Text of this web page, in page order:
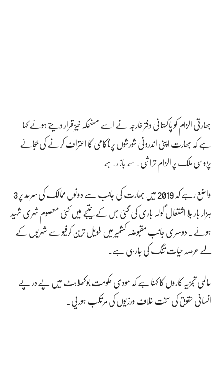
بھارتی الزام کو پاکستانی دفتر خارجہ نے اسے مضحکہ خیز قرار دیتے ہوئے کہا
ہے کہ بھارت اپنی اندرونی شورشوں پرناکامی کا اعتراف کرنے کی بجائے
پڑوسی ملک پر الزام تراشی سے باز رہے۔
واضع رہے کہ 2019 میں بھارت کی جانب سے دونوں ممالک کی سرحد پر 3
ہزار بار بلا اشتعال گولہ باری کی گئی جس کے نتیجے میں کئی معصوم شہری شہید
ہوئے۔ دوسری جانب مقبوضہ کشمیر میں طویل ترین کرفیو سے شہریوں کے
لئے عرصہ حیات تنگ کی جارہی ہے۔
عالمی تجزیہ کاروں کا کہنا ہے کہ مودی حکومت بوکھلاہٹ میں پے در پے
انسانی حقوق کی سخت خلاف ورزیوں کی مرتکب ہوریی۔